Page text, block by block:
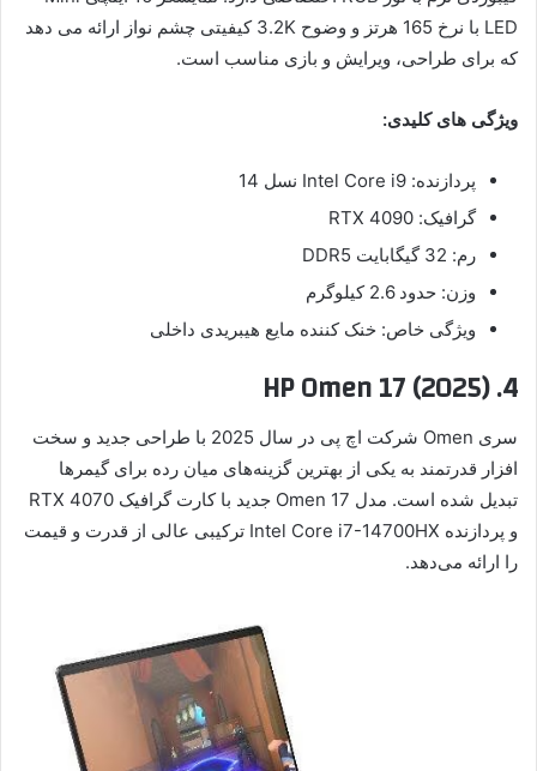
LED با نرخ 165 هرتز و وضوح 3.2K کیفیتی چشم نواز ارائه می دهد
که برای طراحی، ویرایش و بازی مناسب است.
ویژگی های کلیدی:
پردازنده: Intel Core i9 نسل 14
گرافیک: RTX 4090
رم: 32 گیگابایت DDR5
وزن: حدود 2.6 کیلوگرم
ویژگی خاص: خنک کننده مایع هیبریدی داخلی
4. HP Omen 17 (2025)
سری Omen شرکت اچ پی در سال 2025 با طراحی جدید و سخت
افزار قدرتمند به یکی از بهترین گزینه‌های میان رده برای گیمرها
تبدیل شده است. مدل Omen 17 جدید با کارت گرافیک RTX 4070
و پردازنده Intel Core i7-14700HX ترکیبی عالی از قدرت و قیمت
را ارائه می‌دهد.